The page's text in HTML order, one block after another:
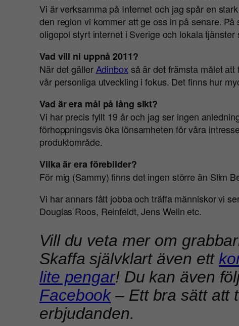
Vi är verksamma på Internet och jag spår en
den region vi kommer att ge oss in på senare.
oligopol styrt internet i Sverige och lokala
Vad vill ni uppnå 2011?
När det gällerAdinbox så är det främsta målet
vår personliga utveckling i fokus. Det finns hur
Vad är era mål på lång sikt?
Vi har precis fyllt 19 år och jag ser ingen
förhoppningsvis öka lönsamheten för våra
produktområde.
Vilka är era förebilder?
För mig (Sammy) finns det ingen större än Slim
Vi har annars fått jobba och träffa människor vi
Douglas Roos, Reinfeldt, Jens Welin etc.
Vill du veta mer om
Skaffa självklart även ett
lite pengar! Du kan även
Facebook– Ett bra sätt att
erbjudanden.